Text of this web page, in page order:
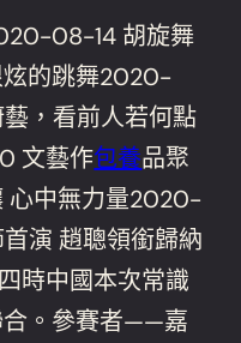
08-14 胡旋舞
炫的跳舞2020-
，看前人若何點
文藝作包養品聚
心中無力量2020-
演 趙聰領銜歸納
時中國本次常識
合。參賽者——嘉